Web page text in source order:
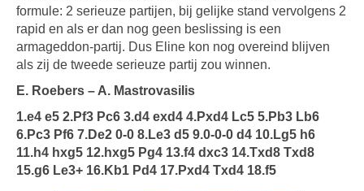
formule: 2 serieuze partijen, bij gelijke stand vervolgens 2
rapid en als er dan nog geen beslissing is een
armageddon-partij. Dus Eline kon nog overeind blijven
als zij de tweede serieuze partij zou winnen.
E. Roebers – A. Mastrovasilis
1.e4 e5 2.Pf3 Pc6 3.d4 exd4 4.Pxd4 Lc5 5.Pb3 Lb6
6.Pc3 Pf6 7.De2 0-0 8.Le3 d5 9.0-0-0 d4 10.Lg5 h6
11.h4 hxg5 12.hxg5 Pg4 13.f4 dxc3 14.Txd8 Txd8
15.g6 Le3+ 16.Kb1 Pd4 17.Pxd4 Txd4 18.f5